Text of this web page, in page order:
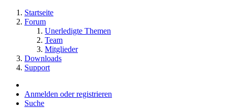
Startseite
Forum
Unerledigte Themen
Team
Mitglieder
Downloads
Support
Anmelden oder registrieren
Suche